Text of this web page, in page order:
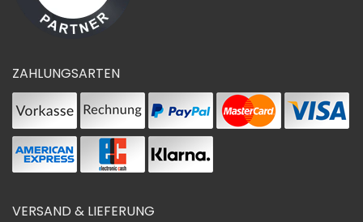
ZAHLUNGSARTEN
VERSAND & LIEFERUNG